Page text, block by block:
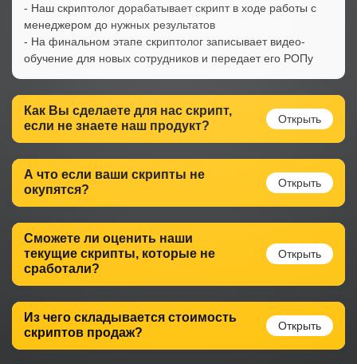
- Наш скриптолог дорабатывает скрипт в ходе работы с
менеджером до нужных результатов
- На финальном этапе скриптолог записывает видео-
обучение для новых сотрудников и передает его РОПу
Как Вы сделаете для нас скрипт,
если не знаете наш продукт?
А что если ваши скрипты не
окупятся?
Сможете ли оценить наши
текущие скрипты, которые не
сработали?
Из чего складывается стоимость
скриптов продаж?